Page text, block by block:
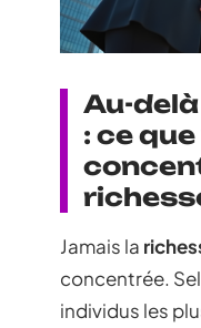
Au-
: ce
Jamais la
concentrée.
individus les